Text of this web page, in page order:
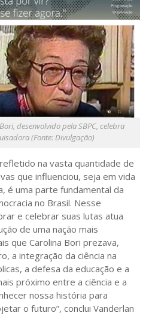
desenvolvido pela SBPC, celebra
(Fonte: Divulgação)
na vasta quantidade de
que influenciou, seja em vida
é uma parte fundamental da
no Brasil. Nesse
e celebrar suas lutas atua
de uma nação mais
que Carolina Bori prezava,
a integração da ciência na
a defesa da educação e a
próximo entre a ciência e a
nossa história para
o futuro”, conclui Vanderlan